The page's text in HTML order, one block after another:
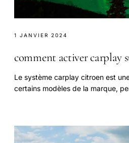
1 JANVIER 2024
comment activer carplay
Le système carplay citroen est
certains modèles de la marque,